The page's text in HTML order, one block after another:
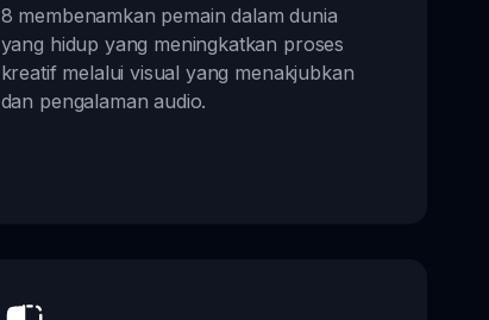
8 membenamkan pemain dalam dunia
yang hidup yang meningkatkan proses
kreatif melalui visual yang menakjubkan
dan pengalaman audio.